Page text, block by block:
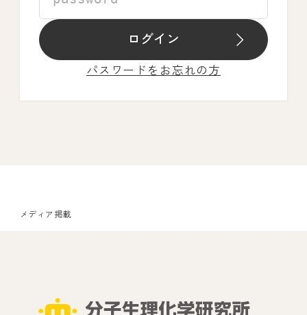
ログイン
パスワードをお忘れの方
メディア掲載